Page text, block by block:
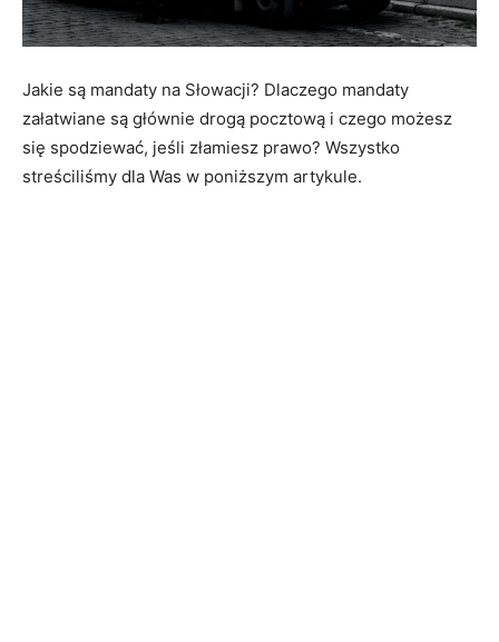
Jakie są mandaty na Słowacji? Dlaczego mandaty
załatwiane są głównie drogą pocztową i czego możesz
się spodziewać, jeśli złamiesz prawo? Wszystko
streściliśmy dla Was w poniższym artykule.